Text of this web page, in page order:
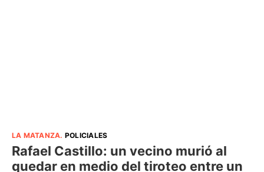
LA MATANZA. POLICIALES
Rafael Castillo: un vecino murió al
quedar en medio del tiroteo entre un